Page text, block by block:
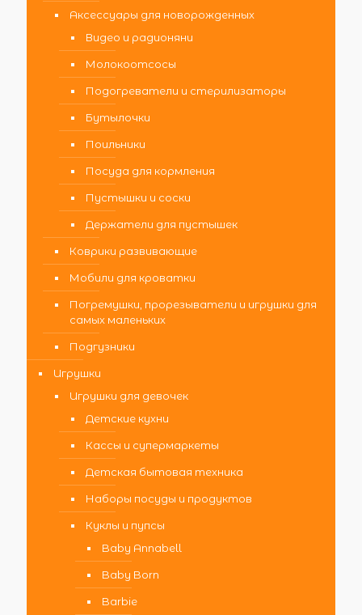
Аксессуары для новорожденных
Видео и радионяни
Молокоотсосы
Подогреватели и стерилизаторы
Бутылочки
Поильники
Посуда для кормления
Пустышки и соски
Держатели для пустышек
Коврики развивающие
Мобили для кроватки
Погремушки, прорезыватели и игрушки для
самых маленьких
Подгузники
Игрушки
Игрушки для девочек
Детские кухни
Кассы и супермаркеты
Детская бытовая техника
Наборы посуды и продуктов
Куклы и пупсы
Baby Annabell
Baby Born
Barbie